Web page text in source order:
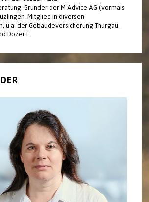
Gründer der M Advice AG (vormals
Mitglied in diversen
u.a. der Gebäudeversicherung Thurgau.
Dozent.